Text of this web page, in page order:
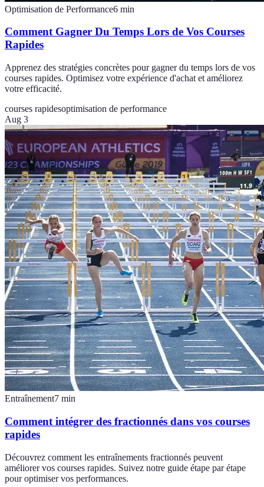
Optimisation de Performance6 min
Comment Gagner Du Temps Lors de Vos Courses
Rapides
Apprenez des stratégies concrètes pour gagner du temps lors de vos
courses rapides. Optimisez votre expérience d'achat et améliorez
votre efficacité.
courses rapidesoptimisation de performance
Aug 3
Entraînement7 min
Comment intégrer des fractionnés dans vos courses
rapides
Découvrez comment les entraînements fractionnés peuvent
améliorer vos courses rapides. Suivez notre guide étape par étape
pour optimiser vos performances.